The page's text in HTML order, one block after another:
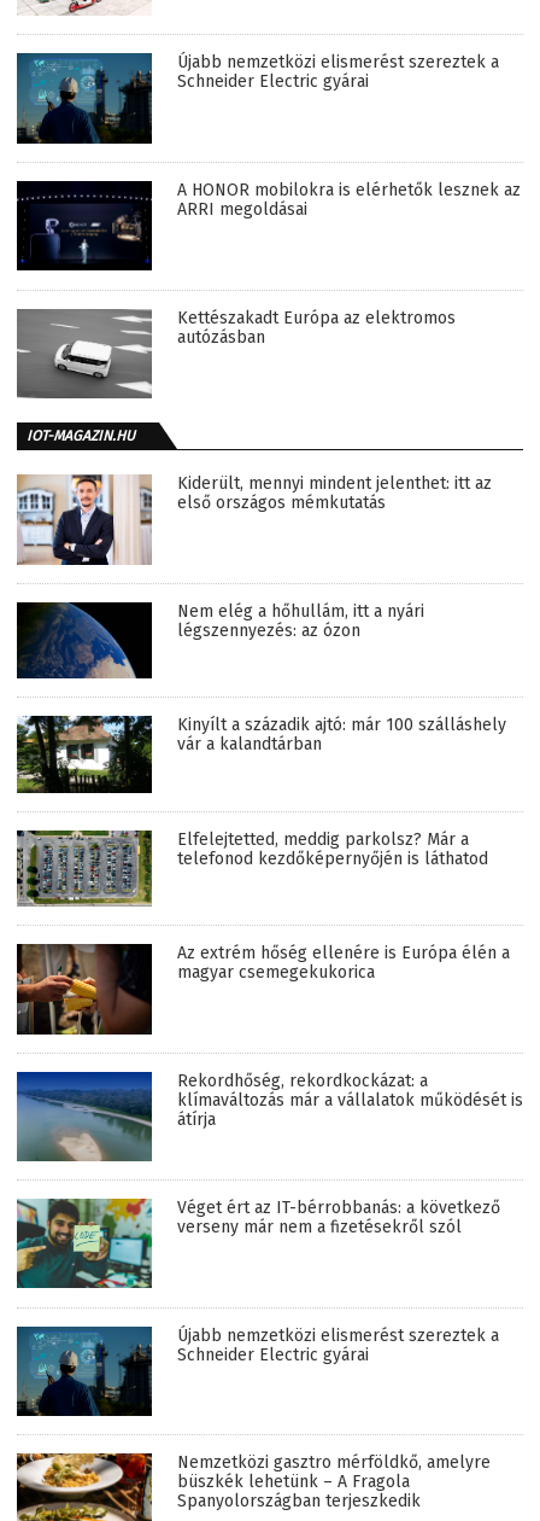
Újabb nemzetközi elismerést szereztek a
Schneider Electric gyárai
A HONOR mobilokra is elérhetők lesznek az
ARRI megoldásai
Kettészakadt Európa az elektromos
autózásban
IOT-MAGAZIN.HU
Kiderült, mennyi mindent jelenthet: itt az
első országos mémkutatás
Nem elég a hőhullám, itt a nyári
légszennyezés: az ózon
Kinyílt a századik ajtó: már 100 szálláshely
vár a kalandtárban
Elfelejtetted, meddig parkolsz? Már a
telefonod kezdőképernyőjén is láthatod
Az extrém hőség ellenére is Európa élén a
magyar csemegekukorica
Rekordhőség, rekordkockázat: a
klímaváltozás már a vállalatok működését is
átírja
Véget ért az IT-bérrobbanás: a következő
verseny már nem a fizetésekről szól
Újabb nemzetközi elismerést szereztek a
Schneider Electric gyárai
Nemzetközi gasztro mérföldkő, amelyre
büszkék lehetünk – A Fragola
Spanyolországban terjeszkedik